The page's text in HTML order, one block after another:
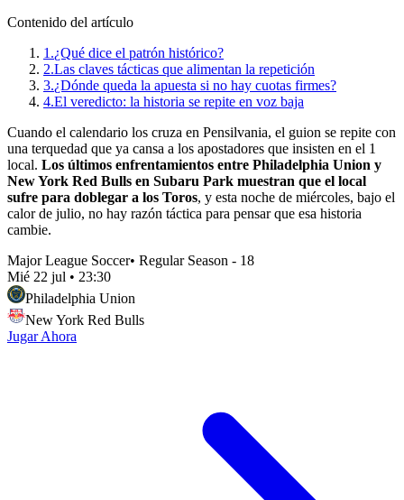
Contenido del artículo
1.¿Qué dice el patrón histórico?
2.Las claves tácticas que alimentan la repetición
3.¿Dónde queda la apuesta si no hay cuotas firmes?
4.El veredicto: la historia se repite en voz baja
Cuando el calendario los cruza en Pensilvania, el guion se repite con
una terquedad que ya cansa a los apostadores que insisten en el 1
local. Los últimos enfrentamientos entre Philadelphia Union y
New York Red Bulls en Subaru Park muestran que el local
sufre para doblegar a los Toros, y esta noche de miércoles, bajo el
calor de julio, no hay razón táctica para pensar que esa historia
cambie.
Major League Soccer• Regular Season - 18
Mié 22 jul • 23:30
Philadelphia Union
New York Red Bulls
Jugar Ahora